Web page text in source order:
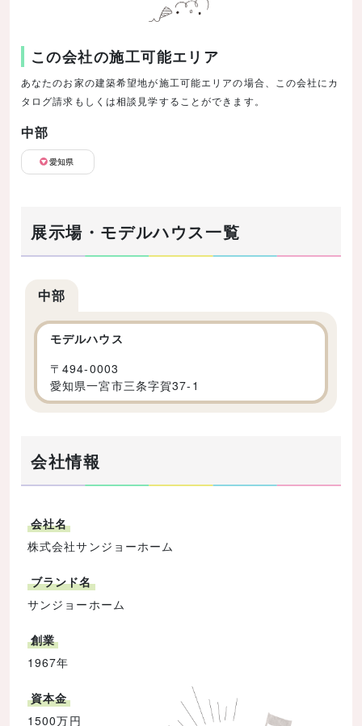
この会社の施工可能エリア
あなたのお家の建築希望地が施工可能エリアの場合、この会社にカ
タログ請求もしくは相談見学することができます。
中部
愛知県
展示場・モデルハウス一覧
中部
モデルハウス
〒494-0003
愛知県一宮市三条字賀37-1
会社情報
会社名
株式会社サンジョーホーム
ブランド名
サンジョーホーム
創業
1967年
資本金
1500万円